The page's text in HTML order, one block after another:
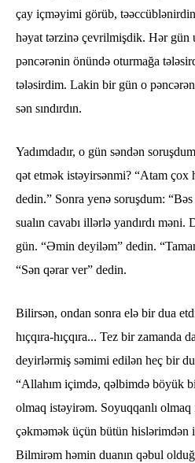
çay içməyimi görüb,
həyat tərzinə çevrilmişdik. Hər gün
pəncərənin önündə oturmağa
tələsirdim. Lakin bir gün o pəncərəni
sən sındırdın.
Yadımdadır, o gün səndən
qət etmək istəyirsənmi? “Atam çox
dedin.” Sonra yenə soruşdum:
sualın cavabı illərlə yandırdı
gün. “Əmin deyiləm” dedin.
“Sən qərar ver” dedin.
Bilirsən, ondan sonra elə bir dua
hıçqıra-hıçqıra... Tez bir zamanda
deyirlərmiş səmimi edilən heç bir
“Allahım içimdə, qəlbimdə böyük
olmaq istəyirəm. Soyuqqanlı olmaq
çəkməmək üçün bütün hislərimdən
Bilmirəm həmin duanın qəbul